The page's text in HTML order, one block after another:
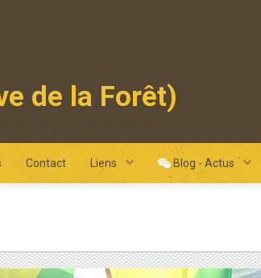
de la Forêt)
Contact Liens Blog - Actus